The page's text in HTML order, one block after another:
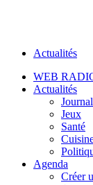
Actualités
WEB
Actualités
Jeux
Santé
Agenda
Créer